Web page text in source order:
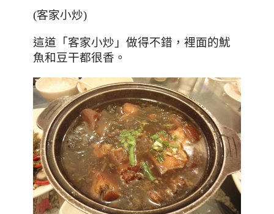
(客家小炒)
這道 「客家小炒」做得不錯 ，裡面的魷
魚和豆干都很香。